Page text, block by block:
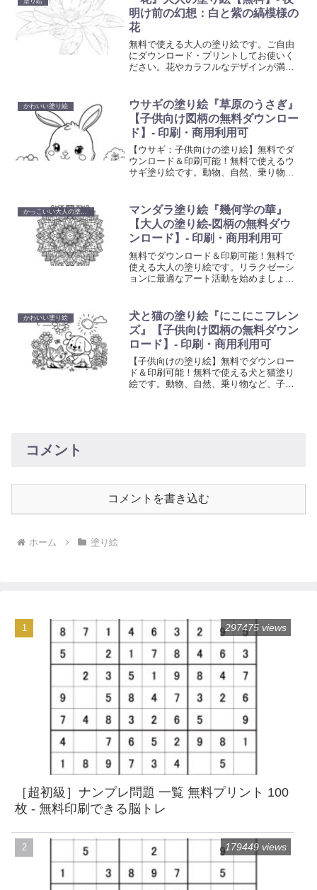
明け前の幻想：白と紫の縞模様の
花
無料で使える大人の塗り絵です。ご自由
にダウンロード・プリントしてお使いく
ださい。花やカラフルなデザインが満載
とときを提供します。日々のストレスを
解放し、美しいアート作品を創り出すこ
とで、心の平和を見つけてください。
かわいい塗り絵
ウサギの塗り絵『草原のうさぎ』
【子供向け図柄の無料ダウンロー
ド】- 印刷・商用利用可
【ウサギ：子供向けの塗り絵】無料でダ
ウンロード＆印刷可能！無料で使えるウ
サギ塗り絵です。動物、自然、乗り物な
育む楽しい活動で、お子様の色彩感覚と
手先の器用さを向上させましょう。
かっこいい大人の塗り絵
マンダラ塗り絵『幾何学の華』
【大人の塗り絵-図柄の無料ダウ
ンロード】- 印刷・商用利用可
無料でダウンロード＆印刷可能！無料で
使える大人の塗り絵です。リラクゼーシ
ョンに最適なアート活動を始めましょ
を。
かわいい塗り絵
犬と猫の塗り絵『にこにこフレン
ズ』【子供向け図柄の無料ダウン
ロード】- 印刷・商用利用可
【子供向けの塗り絵】無料でダウンロー
ド＆印刷可能！無料で使える犬と猫塗り
絵です。動物、自然、乗り物など、子供
コメント
コメントを書き込む
ホーム 塗り絵
［超初級］ナンプレ問題 一覧 無料プリント 100
枚 - 無料印刷できる脳トレ
297475 views
179449 views